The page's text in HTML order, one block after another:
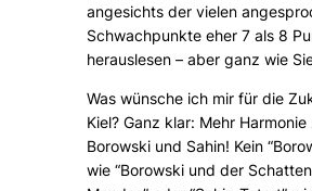
angesichts der vielen
Schwachpunkte eher 7 als 8
herauslesen – aber ganz wie
Was wünsche ich mir für die
Kiel? Ganz klar: Mehr
Borowski und Sahin! Kein
wie “Borowski und der